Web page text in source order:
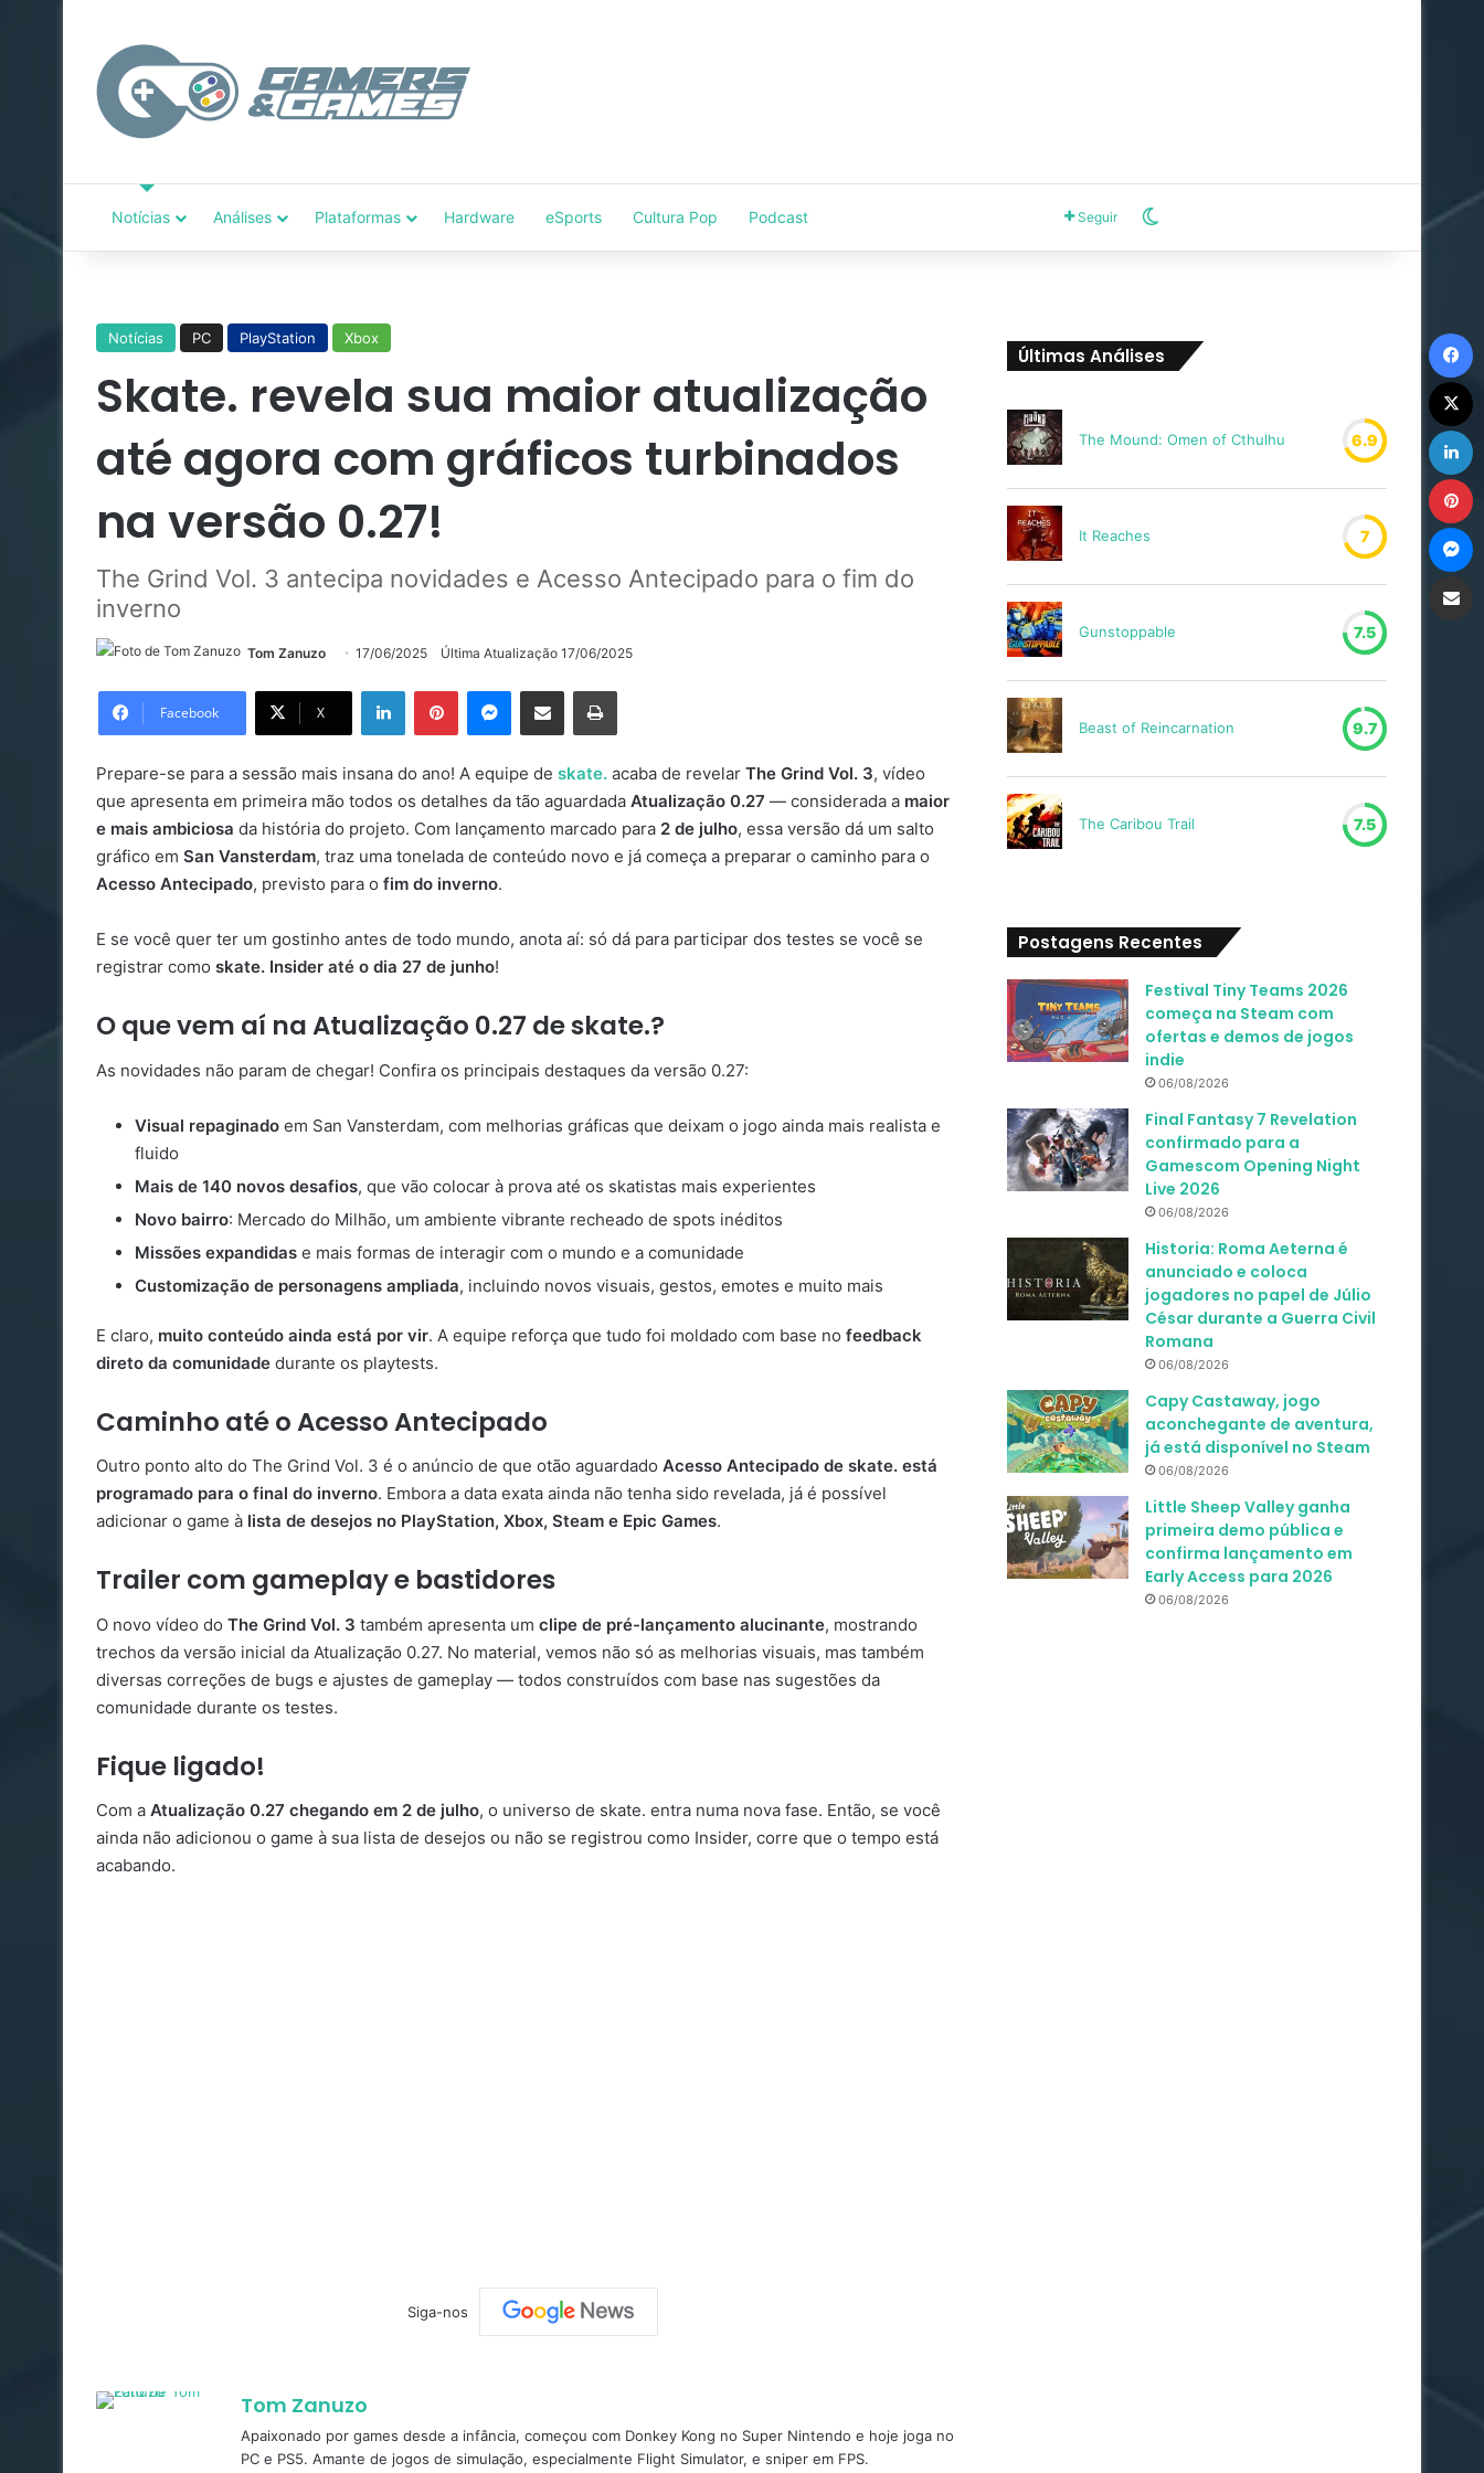
Notícias Análises Plataformas Hardware eSports Cultura Pop Podcast Seguir
Notícias PC PlayStation Xbox
Skate. revela sua maior atualização
até agora com gráficos turbinados
na versão 0.27!
The Grind Vol. 3 antecipa novidades e Acesso Antecipado para o fim do
inverno
Tom Zanuzo 17/06/2025 Última Atualização 17/06/2025
Facebook X
LinkedinPinterestMessenger
Compartilhar via e-mail Imprimir
Prepare-se para a sessão mais insana do ano! A equipe de skate. acaba de revelar The Grind Vol. 3, vídeo
que apresenta em primeira mão todos os detalhes da tão aguardada Atualização 0.27 — considerada a maior
e mais ambiciosa da história do projeto. Com lançamento marcado para 2 de julho, essa versão dá um salto
gráfico em San Vansterdam, traz uma tonelada de conteúdo novo e já começa a preparar o caminho para o
Acesso Antecipado, previsto para o fim do inverno.
E se você quer ter um gostinho antes de todo mundo, anota aí: só dá para participar dos testes se você se
registrar como skate. Insider até o dia 27 de junho!
O que vem aí na Atualização 0.27 de skate.?
As novidades não param de chegar! Confira os principais destaques da versão 0.27:
Visual repaginado em San Vansterdam, com melhorias gráficas que deixam o jogo ainda mais realista e
fluido
Mais de 140 novos desafios, que vão colocar à prova até os skatistas mais experientes
Novo bairro: Mercado do Milhão, um ambiente vibrante recheado de spots inéditos
Missões expandidas e mais formas de interagir com o mundo e a comunidade
Customização de personagens ampliada, incluindo novos visuais, gestos, emotes e muito mais
E claro, muito conteúdo ainda está por vir. A equipe reforça que tudo foi moldado com base no feedback
direto da comunidade durante os playtests.
Caminho até o Acesso Antecipado
Outro ponto alto do The Grind Vol. 3 é o anúncio de que otão aguardado Acesso Antecipado de skate. está
programado para o final do inverno. Embora a data exata ainda não tenha sido revelada, já é possível
adicionar o game à lista de desejos no PlayStation, Xbox, Steam e Epic Games.
Trailer com gameplay e bastidores
O novo vídeo do The Grind Vol. 3 também apresenta um clipe de pré-lançamento alucinante, mostrando
trechos da versão inicial da Atualização 0.27. No material, vemos não só as melhorias visuais, mas também
diversas correções de bugs e ajustes de gameplay — todos construídos com base nas sugestões da
comunidade durante os testes.
Fique ligado!
Com a Atualização 0.27 chegando em 2 de julho, o universo de skate. entra numa nova fase. Então, se você
ainda não adicionou o game à sua lista de desejos ou não se registrou como Insider, corre que o tempo está
acabando.
Siga-nos
Tom Zanuzo
Apaixonado por games desde a infância, começou com Donkey Kong no Super Nintendo e hoje joga no
PC e PS5. Amante de jogos de simulação, especialmente Flight Simulator, e sniper em FPS.
Últimas Análises
The Mound: Omen of Cthulhu 6.9
It Reaches 7
Gunstoppable 7.5
Beast of Reincarnation 9.7
The Caribou Trail 7.5
Postagens Recentes
Festival Tiny Teams 2026
começa na Steam com
ofertas e demos de jogos
indie
06/08/2026
Final Fantasy 7 Revelation
confirmado para a
Gamescom Opening Night
Live 2026
06/08/2026
Historia: Roma Aeterna é
anunciado e coloca
jogadores no papel de Júlio
César durante a Guerra Civil
Romana
06/08/2026
Capy Castaway, jogo
aconchegante de aventura,
já está disponível no Steam
06/08/2026
Little Sheep Valley ganha
primeira demo pública e
confirma lançamento em
Early Access para 2026
06/08/2026